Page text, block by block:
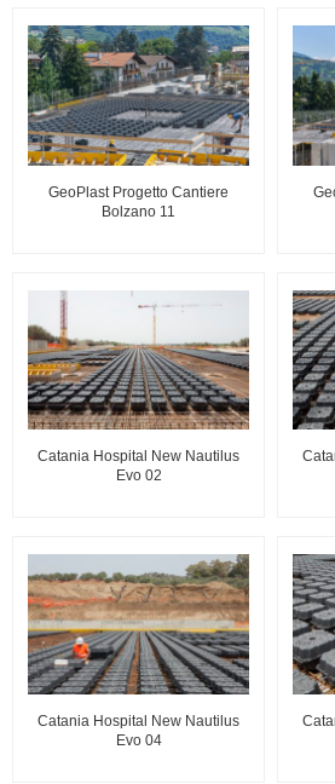
GeoPlast Progetto Cantiere
Bolzano 11
Catania Hospital New Nautilus
Evo 02
Catania Hospital New Nautilus
Evo 04